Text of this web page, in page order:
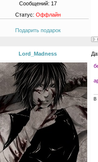
Сообщений: 17
Статус: Оффлайн
Подарить подарок
Lord_Madness
В